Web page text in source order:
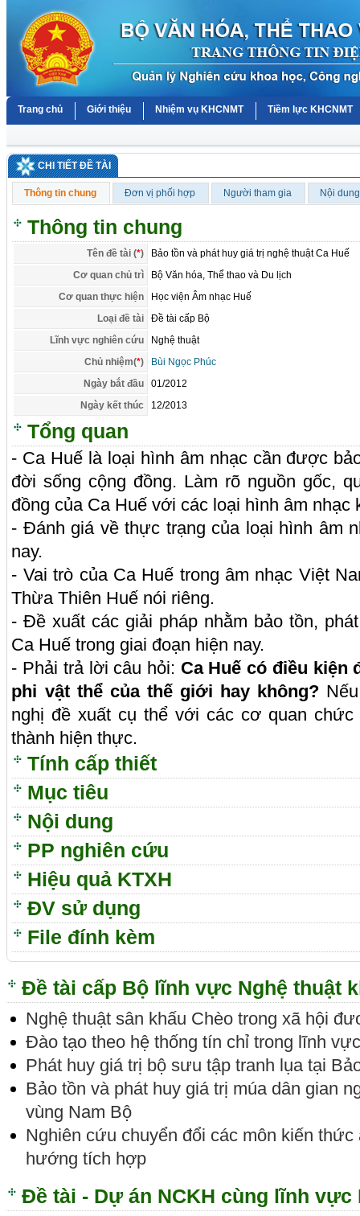
Trang chủ Giới thiệu Nhiệm vụ KHCNMT Tiềm lực KHCNMT
CHI TIẾT ĐỀ TÀI
Thông tin chung Đơn vị phối hợp Người tham gia Nội
Thông tin chung
Tên đề tài (*)
Bảo tồn và phát huy giá trị nghệ thuật Ca Huế
Cơ quan chủ trì
Bộ Văn hóa, Thể thao và Du lịch
Cơ quan thực hiện
Học viện Âm nhạc Huế
Loại đề tài
Đề tài cấp Bộ
Lĩnh vực nghiên cứu
Nghệ thuật
Chủ nhiệm(*)
Bùi Ngọc Phúc
Ngày bắt đầu
01/2012
Ngày kết thúc
12/2013
Tổng quan
- Ca Huế là loại hình âm nhạc cần được
đời sống cộng đồng. Làm rõ nguồn gốc,
đồng của Ca Huế với các loại hình âm nhạc
- Đánh giá về thực trạng của loại hình âm
nay.
- Vai trò của Ca Huế trong âm nhạc Việt
Thừa Thiên Huế nói riêng.
- Đề xuất các giải pháp nhằm bảo tồn,
Ca Huế trong giai đoạn hiện nay.
- Phải trả lời câu hỏi: Ca Huế có điều kiện
phi vật thể của thế giới hay không?
nghị đề xuất cụ thể với các cơ quan
thành hiện thực.
Tính cấp thiết
Mục tiêu
Nội dung
PP nghiên cứu
Hiệu quả KTXH
ĐV sử dụng
File đính kèm
Đề tài cấp Bộ lĩnh vực Nghệ thuật
Nghệ thuật sân khấu Chèo trong xã hội
Đào tạo theo hệ thống tín chỉ trong lĩnh
Phát huy giá trị bộ sưu tập tranh lụa tại
Bảo tồn và phát huy giá trị múa dân gian
vùng Nam Bộ
Nghiên cứu chuyển đổi các môn kiến thức
hướng tích hợp
Đề tài - Dự án NCKH cùng lĩnh vực